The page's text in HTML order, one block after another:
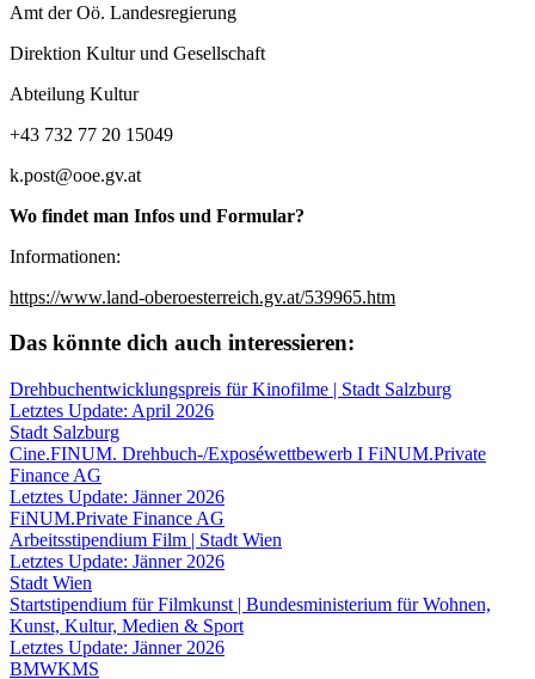
Amt der Oö. Landesregierung
Direktion Kultur und Gesellschaft
Abteilung Kultur
+43 732 77 20 15049
k.post@ooe.gv.at
Wo findet man Infos und Formular?
Informationen:
https://www.land-oberoesterreich.gv.at/539965.htm
Das könnte dich auch interessieren:
Drehbuchentwicklungspreis für Kinofilme | Stadt Salzburg
Letztes Update: April 2026
Stadt Salzburg
Cine.FINUM. Drehbuch-/Exposéwettbewerb I FiNUM.Private
Finance AG
Letztes Update: Jänner 2026
FiNUM.Private Finance AG
Arbeitsstipendium Film | Stadt Wien
Letztes Update: Jänner 2026
Stadt Wien
Startstipendium für Filmkunst | Bundesministerium für Wohnen,
Kunst, Kultur, Medien & Sport
Letztes Update: Jänner 2026
BMWKMS